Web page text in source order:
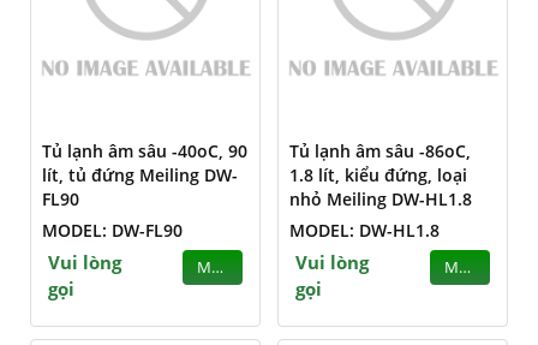
Tủ lạnh âm sâu -40oC, 90
lít, tủ đứng Meiling DW-
FL90
MODEL: DW-FL90
Vui lòng
gọi
MUA
Tủ lạnh âm sâu -86oC,
1.8 lít, kiểu đứng, loại
nhỏ Meiling DW-HL1.8
MODEL: DW-HL1.8
Vui lòng
gọi
MUA